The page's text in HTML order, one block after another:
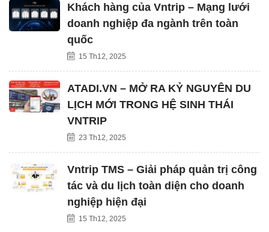
Khách hàng của Vntrip – Mạng lưới
doanh nghiệp đa ngành trên toàn
quốc
15 Th12, 2025
ATADI.VN – MỞ RA KỶ NGUYÊN DU
LỊCH MỚI TRONG HỆ SINH THÁI
VNTRIP
23 Th12, 2025
Vntrip TMS – Giải pháp quản trị công
tác và du lịch toàn diện cho doanh
nghiệp hiện đại
15 Th12, 2025